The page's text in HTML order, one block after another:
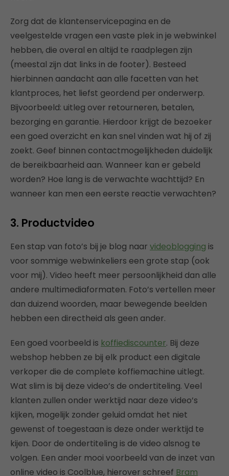
Zorg dat de klantenservicepagina en de
veelgestelde vragen een vaste plek in je webwinkel
hebben, die overal en altijd te raadplegen zijn
(meestal zijn dat links in de footer). Besteed
hierbinnen aandacht aan alle facetten van het
klantproces, het liefst geordend per onderwerp.
Bijvoorbeeld: uitleg over retourneren, betalen,
bezorging en garantie. Hierdoor krijgt de bezoeker
een goed overzicht en kan snel vinden wat hij of zij
zoekt. Geef binnen contactmogelijkheden duidelijk
de bereikbaarheid aan. Wanneer kan er gebeld
worden? Hoe lang is de verwachte wachttijd? En
wanneer kan men een eerste reactie verwachten?
3. Productvideo
Een stap van foto’s bij je blog naar videoblogging is
voor sommige webwinkeliers een grote stap (ook
voor mij). Video heeft meer persoonlijkheid dan alle
andere multimediaformaten. Foto’s vertellen meer
dan duizend woorden, maar bewegende beelden
hebben een directheid als geen ander.
Een goed voorbeeld is koffiediscounter. Bij deze
webshop hebben ze bij elk product een digitale
verkoper die de complete koffiemachine uitlegt.
Wat slim is bij deze video’s de ondertiteling. Veel
klanten zullen onder werktijd naar deze video’s
kijken, mogelijk zonder geluid omdat het niet
gewenst of toegestaan is deze onder werktijd te
kijen. Door de ondertiteling is de video alsnog te
volgen. Een ander mooi voorbeeld van de inzet van
online video is Coolblue, hierover schreef Bram